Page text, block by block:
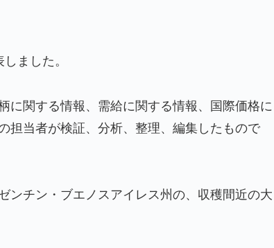
ました。
に関する情報、需給に関する情報、国際価格に
担当者が検証、分析、整理、編集したもので
ンチン・ブエノスアイレス州の、収穫間近の大